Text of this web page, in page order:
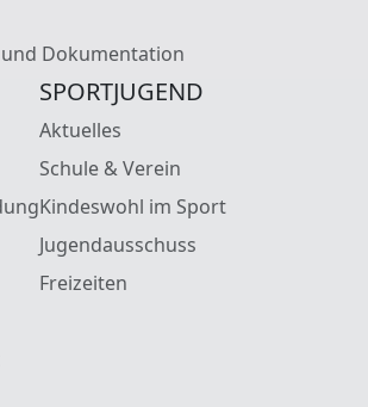
Dokumentation
SPORTJUGEND
Aktuelles
Schule & Verein
Kindeswohl im Sport
Jugendausschuss
Freizeiten